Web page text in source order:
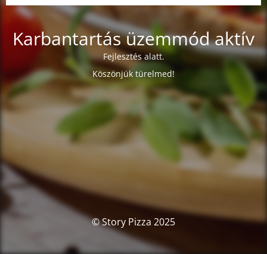
Karbantartás üzemmód aktív
Fejlesztés alatt.
Köszönjük türelmed!
© Story Pizza 2025